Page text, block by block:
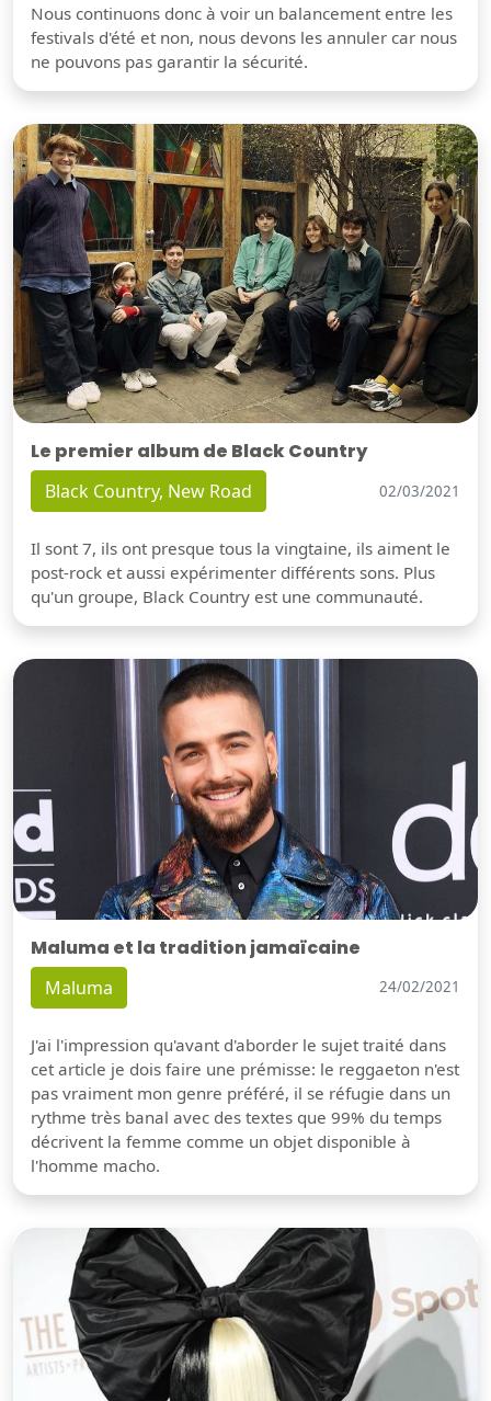
Nous continuons donc à voir un balancement entre les
festivals d'été et non, nous devons les annuler car nous
ne pouvons pas garantir la sécurité.
Le premier album de Black Country
Black Country, New Road 02/03/2021
Il sont 7, ils ont presque tous la vingtaine, ils aiment le
post-rock et aussi expérimenter différents sons. Plus
qu'un groupe, Black Country est une communauté.
Maluma et la tradition jamaïcaine
Maluma 24/02/2021
J'ai l'impression qu'avant d'aborder le sujet traité dans
cet article je dois faire une prémisse: le reggaeton n'est
pas vraiment mon genre préféré, il se réfugie dans un
rythme très banal avec des textes que 99% du temps
décrivent la femme comme un objet disponible à
l'homme macho.